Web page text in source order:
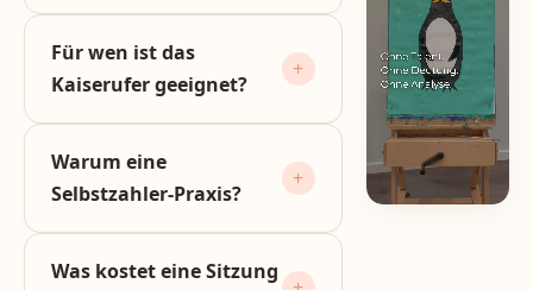
Für wen ist das
Kaiserufer geeignet?
Warum eine
Selbstzahler-Praxis?
Was kostet eine Sitzung